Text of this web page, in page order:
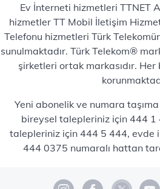
Ev İnterneti hizmetleri TTNET
hizmetler TT Mobil İletişim
Telefonu hizmetleri Türk
sunulmaktadır. Türk Telekom®
şirketleri ortak markasıdır.
Yeni abonelik ve numara
bireysel talepleriniz için 444 1
talepleriniz için 444 5 444, evde
444 0375 numaralı hattan